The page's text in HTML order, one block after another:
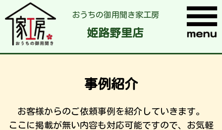
おうちの御用聞き家工房
姫路野里店
事例紹介
お客様からのご依頼事例を紹介していきます。
ここに掲載が無い内容も対応可能ですので、お気軽